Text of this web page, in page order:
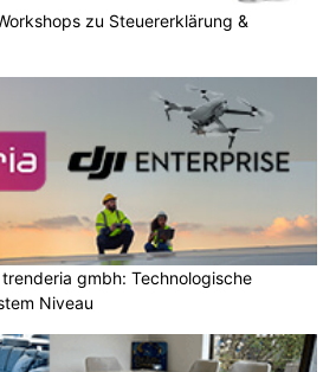
gmbh: Technologische